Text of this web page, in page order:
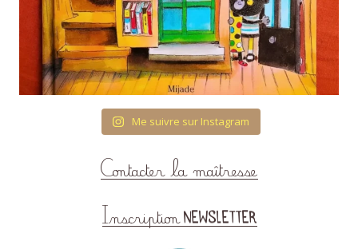
Me suivre sur Instagram